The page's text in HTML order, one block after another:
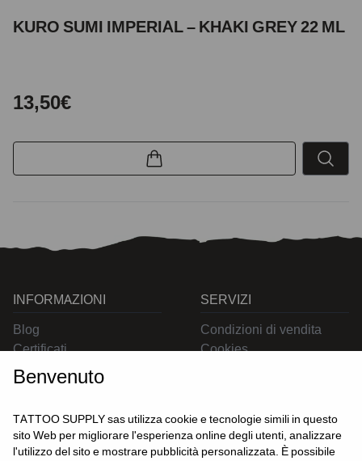
KURO SUMI IMPERIAL – KHAKI GREY 22 ML
13,50€
INFORMAZIONI
Blog
Certificati
Contatti
SERVIZI
Condizioni di vendita
Cookies
Benvenuto
TATTOO SUPPLY sas utilizza cookie e tecnologie simili in questo
sito Web per migliorare l'esperienza online degli utenti, analizzare
l'utilizzo del sito e mostrare pubblicità personalizzata. È possibile